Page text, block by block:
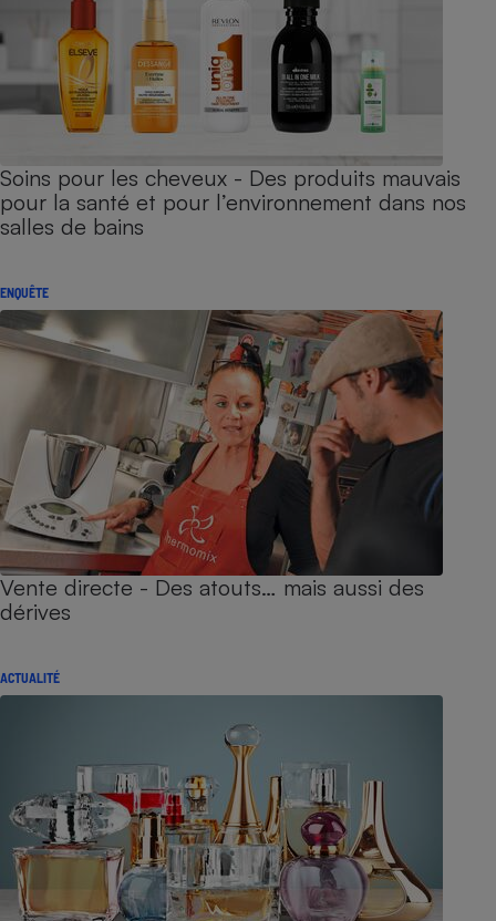
Soins pour les cheveux - Des produits mauvais
pour la santé et pour l’environnement dans nos
salles de bains
ENQUÊTE
Vente directe - Des atouts… mais aussi des
dérives
ACTUALITÉ